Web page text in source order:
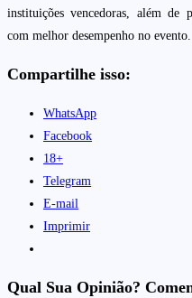
instituições vencedoras, além de
com melhor desempenho no evento.
Compartilhe isso:
WhatsApp
Facebook
18+
Telegram
E-mail
Imprimir
Qual Sua Opinião?